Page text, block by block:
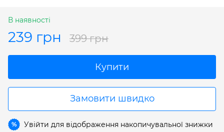
В наявності
239 грн 399 грн
Купити
Замовити швидко
% Увійти для відображення накопичувальної знижки